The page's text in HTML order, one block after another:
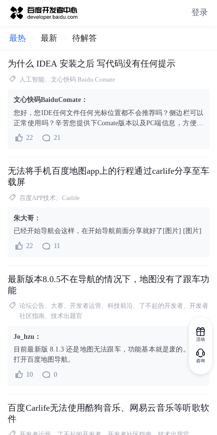
登录
最热 最新 待解答
为什么 IDEA 安装之后 写代码没有任何提示
人工智能、文心快码 Baidu Comate
文心快码BaiduComate：
您好，您IDE任何文件任何光标位置都不会推荐吗？侧边栏可以
正常使用吗？辛苦您提供下Comate版本以及PC端信息，方便研
发同学排查问题，感谢您的理解和支持。
22 21
无法将手机百度地图app上的行程通过carlife分享至车
载屏
百度APP技术、Carlife
朱大哥：
已经开始导航会这样，在开始导航前面分享就好了[图片] [图片]
22
11
最新版本8.0.5不在导航的情况下，地图没有了跟车功
能
论坛公告、大赛、开发者运营、科技前沿、了不起的开发者、开发者
社区指南、技术出题官
Jo_hzu ：
目前最新版 8.1.3 还是地图无法跟车，功能基本就是废的。除非
打开百度地图导航。
10
0
百度Carlife无法使用酷狗音乐、网易云音乐等听歌软
件
活动
咨询